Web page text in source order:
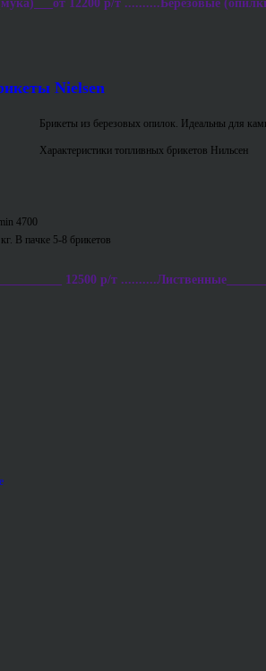
12200 р/т ..........Березовые
Nielsen
Брикеты из березовых опилок. Идеальны для
Характеристики топливных брикетов Нильсен
4700
В пачке 5-8 брикетов
12500 р/т